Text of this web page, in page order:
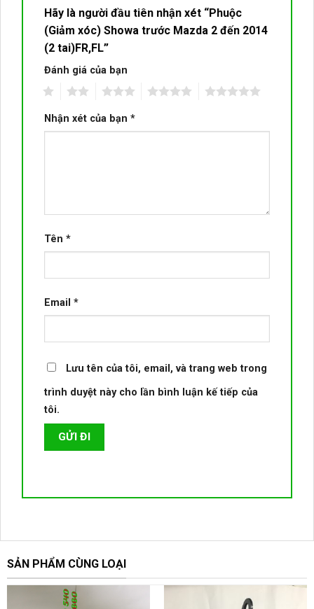
Hãy là người đầu tiên nhận xét “Phuộc
(Giảm xóc) Showa trước Mazda 2 đến 2014
(2 tai)FR,FL”
Đánh giá của bạn
Nhận xét của bạn *
Tên *
Email *
Lưu tên của tôi, email, và trang web trong
trình duyệt này cho lần bình luận kế tiếp của
tôi.
SẢN PHẨM CÙNG LOẠI